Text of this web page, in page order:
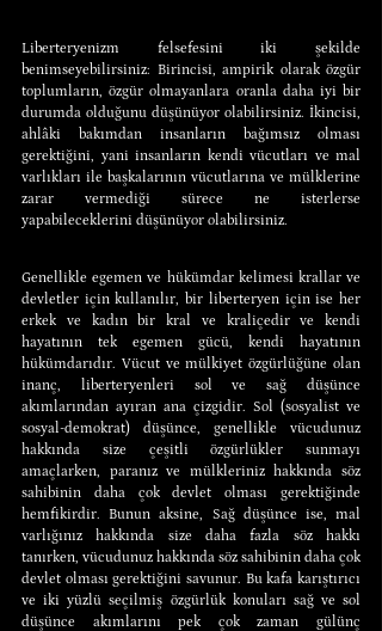
Liberteryenizm felsefesini iki şekilde
benimseyebilirsiniz: Birincisi, ampirik olarak özgür
toplumların, özgür olmayanlara oranla daha iyi bir
durumda olduğunu düşünüyor olabilirsiniz. İkincisi,
ahlâki bakımdan insanların bağımsız olması
gerektiğini, yani insanların kendi vücutları ve mal
varlıkları ile başkalarının vücutlarına ve mülklerine
zarar vermediği sürece ne isterlerse
yapabileceklerini düşünüyor olabilirsiniz.
Genellikle egemen ve hükümdar kelimesi krallar ve
devletler için kullanılır, bir liberteryen için ise her
erkek ve kadın bir kral ve kraliçedir ve kendi
hayatının tek egemen gücü, kendi hayatının
hükümdarıdır. Vücut ve mülkiyet özgürlüğüne olan
inanç, liberteryenleri sol ve sağ düşünce
akımlarından ayıran ana çizgidir. Sol (sosyalist ve
sosyal-demokrat) düşünce, genellikle vücudunuz
hakkında size çeşitli özgürlükler sunmayı
amaçlarken, paranız ve mülkleriniz hakkında söz
sahibinin daha çok devlet olması gerektiğinde
hemfikirdir. Bunun aksine, Sağ düşünce ise, mal
varlığınız hakkında size daha fazla söz hakkı
tanırken, vücudunuz hakkında söz sahibinin daha çok
devlet olması gerektiğini savunur. Bu kafa karıştırıcı
ve iki yüzlü seçilmiş özgürlük konuları sağ ve sol
düşünce akımlarını pek çok zaman gülünç